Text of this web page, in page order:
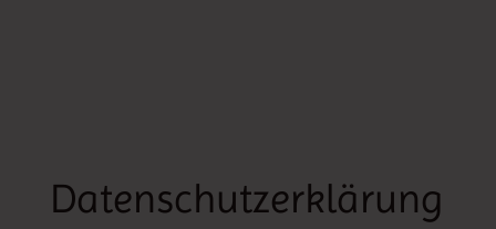
Datenschutz­erklärung